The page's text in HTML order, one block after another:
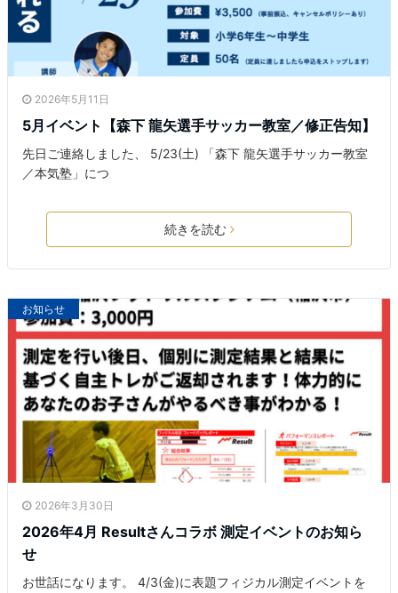
2026年5月11日
5月イベント【森下 龍矢選手サッカー教室／修正告知】
先日ご連絡しました、 5/23(土) 「森下 龍矢選手サッカー教室
／本気塾」につ
続きを読む
お知らせ
2026年3月30日
2026年4月 Resultさんコラボ 測定イベントのお知ら
せ
お世話になります。 4/3(金)に表題フィジカル測定イベントを